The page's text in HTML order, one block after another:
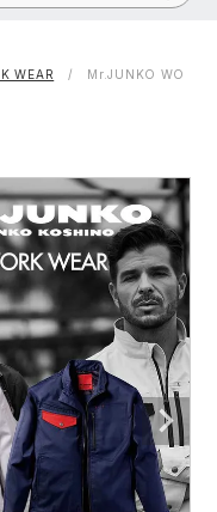
ース（CONVERSE）
ス株式会社
ック
フク
WEAR Mr.JUNKO WO